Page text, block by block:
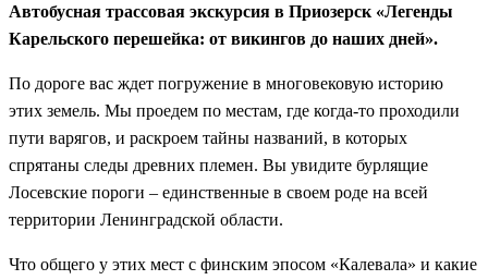
Два формата путешествия в одном туре— вы можете
выбрать комфортный для себя вариант знакомства с
маршруты и места для самостоятельных прогулок.
Автобусная трассовая экскурсия в Приозерск «Легенды
Карельского перешейка: от викингов до наших дней».
По дороге вас ждет погружение в многовековую историю
этих земель. Мы проедем по местам, где когда-то проходили
пути варягов, и раскроем тайны названий, в которых
спрятаны следы древних племен. Вы увидите бурлящие
Лосевские пороги – единственные в своем роде на всей
территории Ленинградской области.
Что общего у этих мест с финским эпосом «Калевала» и какие